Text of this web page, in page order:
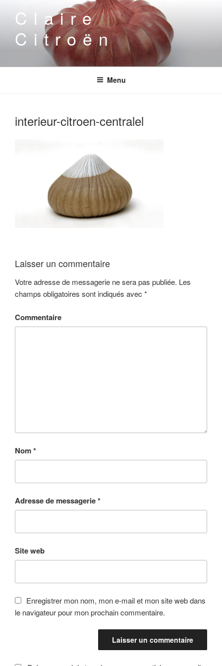
principal
Claire
Citroën
Menu
interieur-citroen-centralel
Laisser un commentaire
Votre adresse de messagerie ne sera pas publiée. Les
champs obligatoires sont indiqués avec *
Commentaire
Nom*
Adresse de messagerie*
Site web
Enregistrer mon nom, mon e-mail et mon site web dans
le navigateur pour mon prochain commentaire.